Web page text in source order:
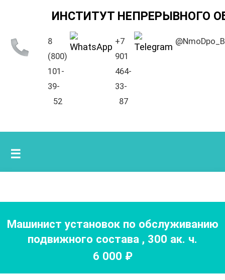
ИНСТИТУТ НЕПРЕРЫВНОГО
8
(800)
101-
39-
52
+7
901
464-
33-
87
☰
Машинист установок по обслуживанию
подвижного состава , 300 ак. ч.
6 000 ₽